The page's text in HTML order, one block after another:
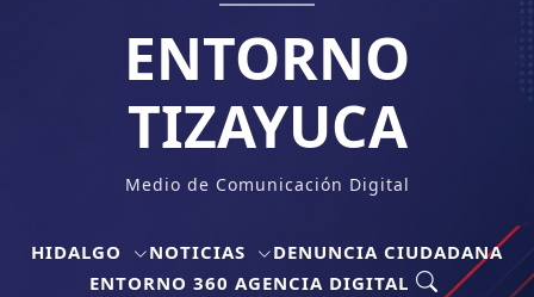
ENTORNO
TIZAYUCA
Medio de Comunicación Digital
HIDALGO NOTICIAS
DENUNCIA CIUDADANA
ENTORNO 360 AGENCIA DIGITAL